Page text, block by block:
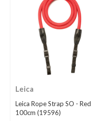
Leica
Leica Rope Strap SO - Red
100cm (19596)